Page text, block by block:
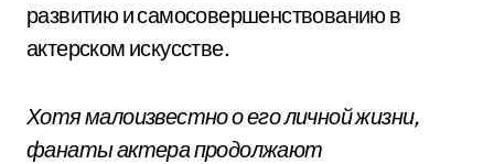
развитию и самосовершенствованию в
актерском искусстве.
Хотя малоизвестно о его личной жизни,
фанаты актера продолжают